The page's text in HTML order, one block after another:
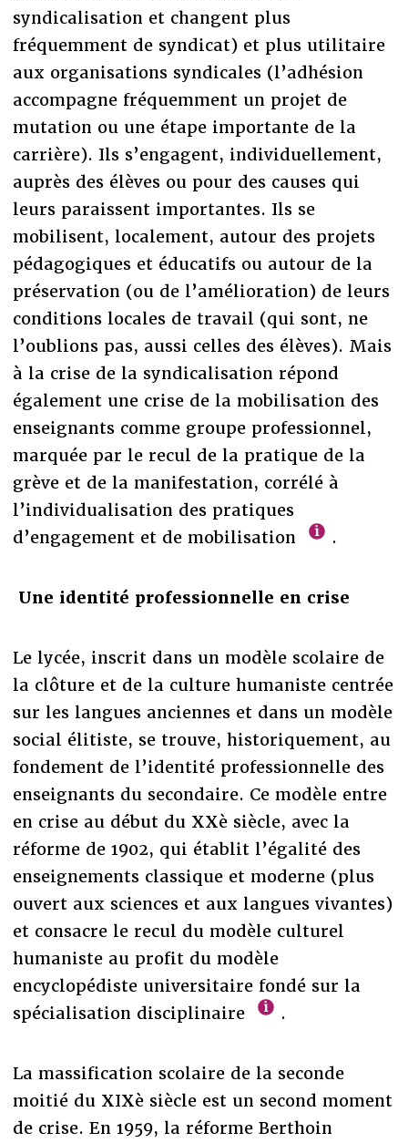
syndicalisation et changent plus
fréquemment de syndicat) et plus utilitaire
aux organisations syndicales (l’adhésion
accompagne fréquemment un projet de
mutation ou une étape importante de la
carrière). Ils s’engagent, individuellement,
auprès des élèves ou pour des causes qui
leurs paraissent importantes. Ils se
mobilisent, localement, autour des projets
pédagogiques et éducatifs ou autour de la
préservation (ou de l’amélioration) de leurs
conditions locales de travail (qui sont, ne
l’oublions pas, aussi celles des élèves). Mais
à la crise de la syndicalisation répond
également une crise de la mobilisation des
enseignants comme groupe professionnel,
marquée par le recul de la pratique de la
grève et de la manifestation, corrélé à
l’individualisation des pratiques
d’engagement et de mobilisation
.
Une identité professionnelle en crise
Le lycée, inscrit dans un modèle scolaire de
la clôture et de la culture humaniste centrée
sur les langues anciennes et dans un modèle
social élitiste, se trouve, historiquement, au
fondement de l’identité professionnelle des
enseignants du secondaire. Ce modèle entre
en crise au début du XXè siècle, avec la
réforme de 1902, qui établit l’égalité des
enseignements classique et moderne (plus
ouvert aux sciences et aux langues vivantes)
et consacre le recul du modèle culturel
humaniste au profit du modèle
encyclopédiste universitaire fondé sur la
spécialisation disciplinaire
.
La massification scolaire de la seconde
moitié du XIXè siècle est un second moment
de crise. En 1959, la réforme Berthoin